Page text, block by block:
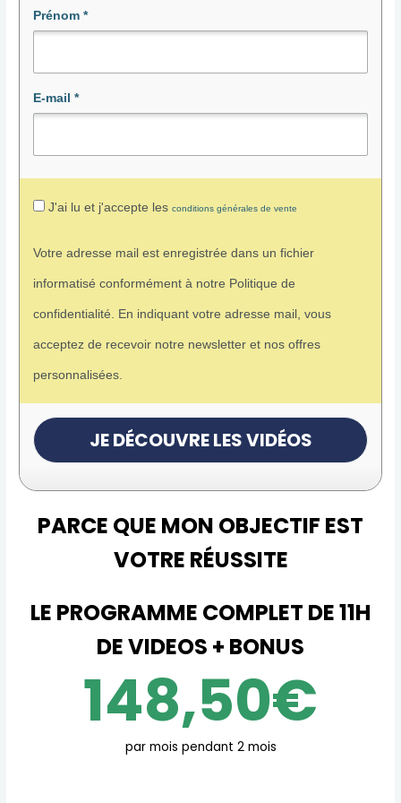
Prénom*
E-mail*
J'ai lu et j'accepte lesconditions générales de vente
Votre adresse mail est enregistrée dans un fichier
informatisé conformément à notre Politique de
confidentialité. En indiquant votre adresse mail, vous
acceptez de recevoir notre newsletter et nos offres
personnalisées.
PARCE QUE MON OBJECTIF EST
VOTRE RÉUSSITE
LE PROGRAMME COMPLET DE 11H
DE VIDEOS + BONUS
148,50€
par mois pendant 2 mois